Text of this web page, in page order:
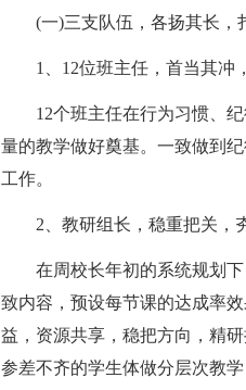
(一)三支队伍，各扬其长，
1、12位班主任，首当其冲
12个班主任在行为习惯、纪
量的教学做好奠基。一致做到
工作。
2、教研组长，稳重把关，
在周校长年初的系统规划下
致内容，预设每节课的达成率
益，资源共享，稳把方向，精
参差不齐的学生体做分层次教